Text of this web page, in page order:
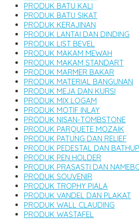
PRODUK BATU KALI
PRODUK BATU SIKAT
PRODUK KERAJINAN
PRODUK LANTAI DAN DINDING
PRODUK LIST BEVEL
PRODUK MAKAM MEWAH
PRODUK MAKAM STANDART
PRODUK MARMER BAKAR
PRODUK MATERIAL BANGUNAN
PRODUK MEJA DAN KURSI
PRODUK MIX LOGAM
PRODUK MOTIF INLAY
PRODUK NISAN-TOMBSTONE
PRODUK PARQUETE MOZAIK
PRODUK PATUNG DAN RELIEF
PRODUK PEDESTAL DAN BATHUP
PRODUK PEN HOLDER
PRODUK PRASASTI DAN
PRODUK SOUVENIR
PRODUK TROPHY PIALA
PRODUK VANDEL DAN PLAKAT
PRODUK WALL CLAUDING
PRODUK WASTAFEL